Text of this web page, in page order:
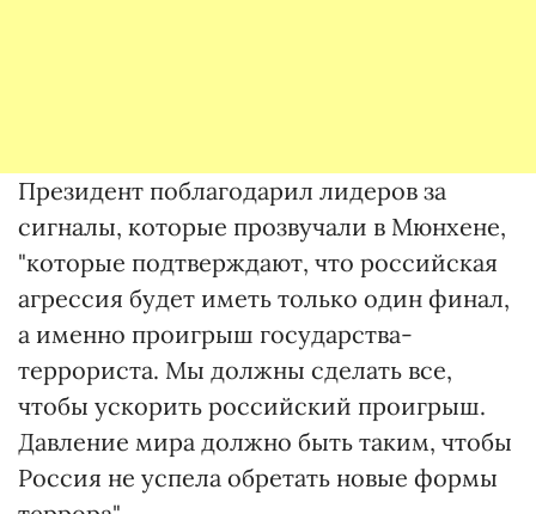
Президент поблагодарил лидеров за
сигналы, которые прозвучали в Мюнхене,
"которые подтверждают, что российская
агрессия будет иметь только один финал,
а именно проигрыш государства-
террориста. Мы должны сделать все,
чтобы ускорить российский проигрыш.
Давление мира должно быть таким, чтобы
Россия не успела обретать новые формы